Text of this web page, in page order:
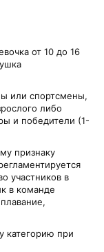
от 10 до 16
или спортсмены,
либо
и победители (1-
признаку
участников в
в команде
категорию при